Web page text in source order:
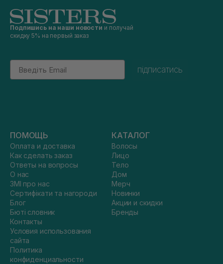
Подпишись на наши новости и получай
скидку 5% на первый заказ
Email
підписатись
ПОМОЩЬ
Оплата и доставка
Как сделать заказ
Ответы на вопросы
О нас
ЗМІ про нас
Сертифікати та нагороди
Блог
Бюті словник
Контакты
Условия использования
сайта
Политика
конфиденциальности
КАТАЛОГ
Волосы
Лицо
Тело
Дом
Мерч
Новинки
Акции и скидки
Бренды